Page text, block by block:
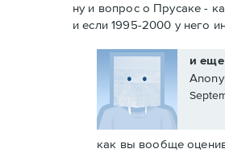
ну и вопрос о Прусаке -
и если 1995-2000 у него
и
как вы вообще